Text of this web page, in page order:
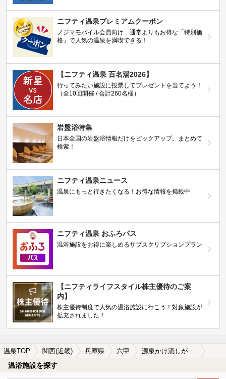
ニフティ温泉プレミアムクーポン
ノジマモバイル会員向け 通常よりもお得な「特別価
格」で人気の温泉を満喫できる！
【ニフティ温泉 百名湯2026】
行ってみたい施設に投票してプレゼントを当てよう！
（全10回開催 / 合計260名様）
岩盤浴特集
日本全国の岩盤浴情報だけをピックアップ。まとめて
検索！
ニフティ温泉ニュース
温泉にもっと行きたくなる！お得な情報を掲載中
ニフティ温泉 おふろパス
温浴施設をお得に楽しめるサブスクリプションプラン
【ニフティライフスタイル株主優待のご案
内】
株主優待制度で人気の温浴施設に行こう！対象施設が
拡充されました！
温泉TOP 関西(近畿) 兵庫県 六甲 源泉かけ流しが楽しめる六甲の温泉、日帰り温泉、スーパー銭湯おすすめ
温浴施設を探す